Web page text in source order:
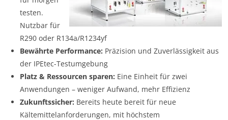
testen.
Nutzbar für
R290 oder R134a/R1234yf
Bewährte Performance: Präzision und Zuverlässigkeit aus
der IPEtec-Testumgebung
Platz & Ressourcen sparen: Eine Einheit für zwei
Anwendungen – weniger Aufwand, mehr Effizienz
Zukunftssicher: Bereits heute bereit für neue
Kältemittelanforderungen, mit höchstem